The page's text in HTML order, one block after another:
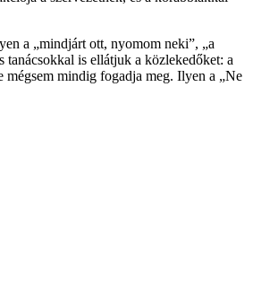
a „mindjárt ott, nyomom neki”, „a
tanácsokkal is ellátjuk a közlekedőket: a
mégsem mindig fogadja meg. Ilyen a „Ne